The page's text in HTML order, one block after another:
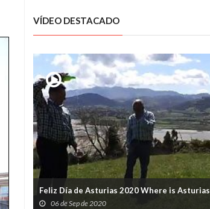
VÍDEO DESTACADO
Feliz Día de Asturias 2020 Where is Asturias
06 de Sep de 2020